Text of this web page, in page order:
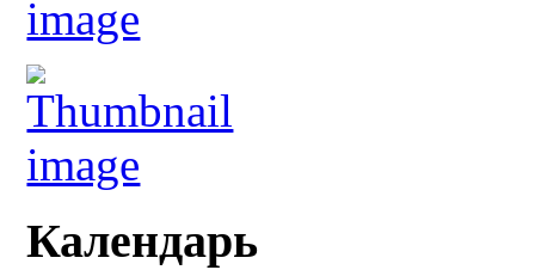
Календарь